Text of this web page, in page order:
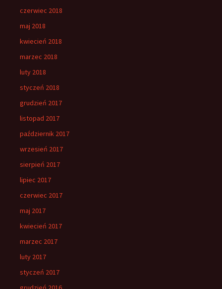
czerwiec 2018
maj 2018
kwiecień 2018
marzec 2018
luty 2018
styczeń 2018
grudzień 2017
listopad 2017
październik 2017
wrzesień 2017
sierpień 2017
lipiec 2017
czerwiec 2017
maj 2017
kwiecień 2017
marzec 2017
luty 2017
styczeń 2017